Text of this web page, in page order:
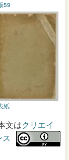
59
紙
文はクリエイ